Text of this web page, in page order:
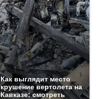
Как выглядит место
крушение вертолета на
Кавказе: смотреть